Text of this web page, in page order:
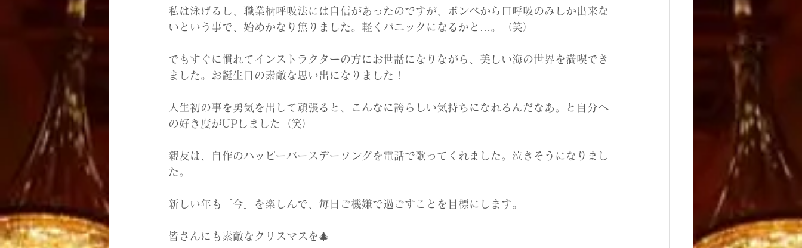
私は泳げるし、職業柄呼吸法には自信があったのですが、ボンベから口呼吸のみしか出来な
いという事で、始めかなり焦りました。軽くパニックになるかと…。（笑）
でもすぐに慣れてインストラクターの方にお世話になりながら、美しい海の世界を満喫でき
ました。お誕生日の素敵な思い出になりました！
人生初の事を勇気を出して頑張ると、こんなに誇らしい気持ちになれるんだなあ。と自分へ
の好き度がUPしました（笑）
親友は、自作のハッピーバースデーソングを電話で歌ってくれました。泣きそうになりまし
た。
新しい年も「今」を楽しんで、毎日ご機嫌で過ごすことを目標にします。
皆さんにも素敵なクリスマスを🎄